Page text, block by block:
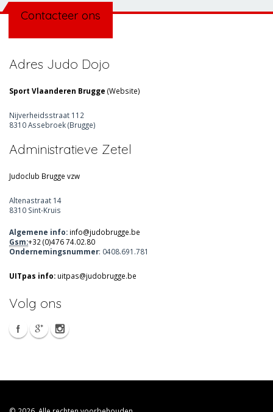
Contacteer ons
Adres Judo Dojo
Sport Vlaanderen Brugge (Website)
Nijverheidsstraat 112
8310 Assebroek (Brugge)
Administratieve Zetel
Judoclub Brugge vzw
Altenastraat 14
8310 Sint-Kruis
Algemene info: info@judobrugge.be
Gsm:+32 (0)476 74.02.80
Ondernemingsnummer: 0408.691.781
UITpas info: uitpas@judobrugge.be
Volg ons